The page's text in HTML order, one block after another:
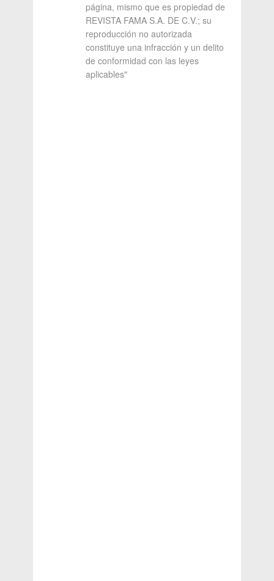
página, mismo que es propiedad de
REVISTA FAMA S.A. DE C.V.; su
reproducción no autorizada
constituye una infracción y un delito
de conformidad con las leyes
aplicables"